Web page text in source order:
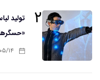
۲
تولید
۱۴۰۵/